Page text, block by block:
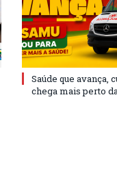
Saúde que avança,
chega mais perto